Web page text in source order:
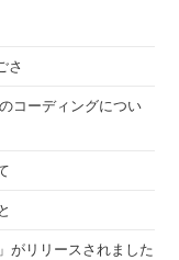
さ
コーディングについ
がリリースされました